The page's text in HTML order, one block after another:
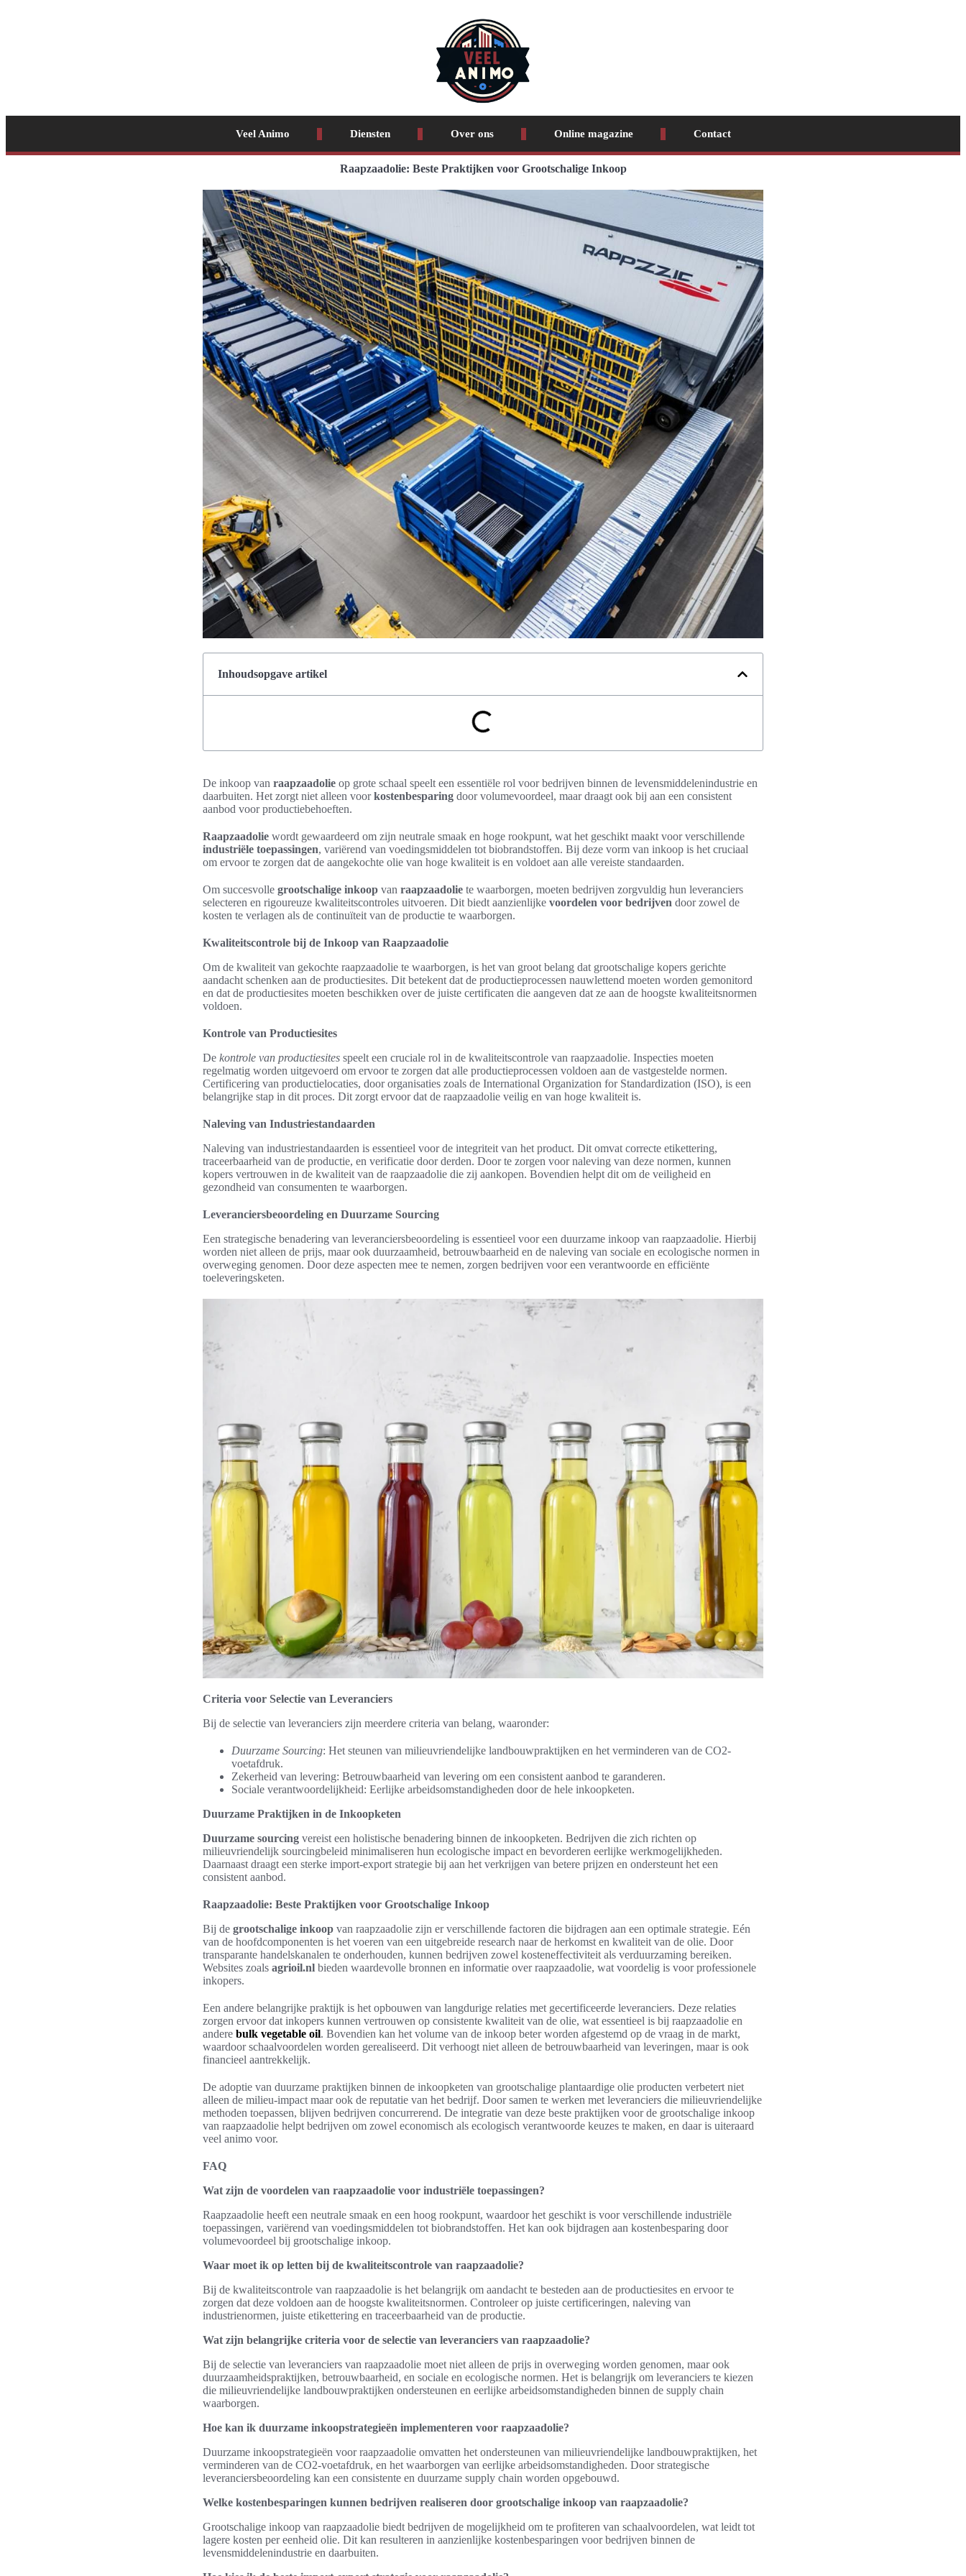
Veel Animo Diensten Over ons Online magazine Contact
Raapzaadolie: Beste Praktijken voor Grootschalige Inkoop
Inhoudsopgave artikel
De inkoop van raapzaadolie op grote schaal speelt een essentiële rol voor bedrijven binnen de levensmiddelenindustrie en
daarbuiten. Het zorgt niet alleen voorkostenbesparing door volumevoordeel, maar draagt ook bij aan een consistent
aanbod voor productiebehoeften.
Raapzaadolie wordt gewaardeerd om zijn neutrale smaak en hoge rookpunt, wat het geschikt maakt voor verschillende
industriële toepassingen, variërend van voedingsmiddelen tot biobrandstoffen. Bij deze vorm van inkoop is het cruciaal
om ervoor te zorgen dat de aangekochte olie van hoge kwaliteit is en voldoet aan alle vereiste standaarden.
Om succesvolle grootschalige inkoop van raapzaadolie te waarborgen, moeten bedrijven zorgvuldig hun leveranciers
selecteren en rigoureuze kwaliteitscontroles uitvoeren. Dit biedt aanzienlijke voordelen voor bedrijven door zowel de
kosten te verlagen als de continuïteit van de productie te waarborgen.
Kwaliteitscontrole bij de Inkoop van Raapzaadolie
Om de kwaliteit van gekochte raapzaadolie te waarborgen, is het van groot belang dat grootschalige kopers gerichte
aandacht schenken aan de productiesites. Dit betekent dat de productieprocessen nauwlettend moeten worden gemonitord
en dat de productiesites moeten beschikken over de juiste certificaten die aangeven dat ze aan de hoogste kwaliteitsnormen
voldoen.
Kontrole van Productiesites
De kontrole van productiesites speelt een cruciale rol in de kwaliteitscontrole van raapzaadolie. Inspecties moeten
regelmatig worden uitgevoerd om ervoor te zorgen dat alle productieprocessen voldoen aan de vastgestelde normen.
Certificering van productielocaties, door organisaties zoals de International Organization for Standardization (ISO), is een
belangrijke stap in dit proces. Dit zorgt ervoor dat de raapzaadolie veilig en van hoge kwaliteit is.
Naleving van Industriestandaarden
Naleving van industriestandaarden is essentieel voor de integriteit van het product. Dit omvat correcte etikettering,
traceerbaarheid van de productie, en verificatie door derden. Door te zorgen voor naleving van deze normen, kunnen
kopers vertrouwen in de kwaliteit van de raapzaadolie die zij aankopen. Bovendien helpt dit om de veiligheid en
gezondheid van consumenten te waarborgen.
Leveranciersbeoordeling en Duurzame Sourcing
Een strategische benadering van leveranciersbeoordeling is essentieel voor een duurzame inkoop van raapzaadolie. Hierbij
worden niet alleen de prijs, maar ook duurzaamheid, betrouwbaarheid en de naleving van sociale en ecologische normen in
overweging genomen. Door deze aspecten mee te nemen, zorgen bedrijven voor een verantwoorde en efficiënte
toeleveringsketen.
Criteria voor Selectie van Leveranciers
Bij de selectie van leveranciers zijn meerdere criteria van belang, waaronder:
Duurzame Sourcing: Het steunen van milieuvriendelijke landbouwpraktijken en het verminderen van de CO2-
voetafdruk.
Zekerheid van levering: Betrouwbaarheid van levering om een consistent aanbod te garanderen.
Sociale verantwoordelijkheid: Eerlijke arbeidsomstandigheden door de hele inkoopketen.
Duurzame Praktijken in de Inkoopketen
Duurzame sourcing vereist een holistische benadering binnen de inkoopketen. Bedrijven die zich richten op
milieuvriendelijk sourcingbeleid minimaliseren hun ecologische impact en bevorderen eerlijke werkmogelijkheden.
Daarnaast draagt een sterke import-export strategie bij aan het verkrijgen van betere prijzen en ondersteunt het een
consistent aanbod.
Raapzaadolie: Beste Praktijken voor Grootschalige Inkoop
Bij de grootschalige inkoop van raapzaadolie zijn er verschillende factoren die bijdragen aan een optimale strategie. Eén
van de hoofdcomponenten is het voeren van een uitgebreide research naar de herkomst en kwaliteit van de olie. Door
transparante handelskanalen te onderhouden, kunnen bedrijven zowel kosteneffectiviteit als verduurzaming bereiken.
Websites zoals agrioil.nl bieden waardevolle bronnen en informatie over raapzaadolie, wat voordelig is voor professionele
inkopers.
Een andere belangrijke praktijk is het opbouwen van langdurige relaties met gecertificeerde leveranciers. Deze relaties
zorgen ervoor dat inkopers kunnen vertrouwen op consistente kwaliteit van de olie, wat essentieel is bij raapzaadolie en
andere bulk vegetable oil. Bovendien kan het volume van de inkoop beter worden afgestemd op de vraag in de markt,
waardoor schaalvoordelen worden gerealiseerd. Dit verhoogt niet alleen de betrouwbaarheid van leveringen, maar is ook
financieel aantrekkelijk.
De adoptie van duurzame praktijken binnen de inkoopketen van grootschalige plantaardige olie producten verbetert niet
alleen de milieu-impact maar ook de reputatie van het bedrijf. Door samen te werken met leveranciers die milieuvriendelijke
methoden toepassen, blijven bedrijven concurrerend. De integratie van deze beste praktijken voor de grootschalige inkoop
van raapzaadolie helpt bedrijven om zowel economisch als ecologisch verantwoorde keuzes te maken, en daar is uiteraard
veel animo voor.
FAQ
Wat zijn de voordelen van raapzaadolie voor industriële toepassingen?
Raapzaadolie heeft een neutrale smaak en een hoog rookpunt, waardoor het geschikt is voor verschillende industriële
toepassingen, variërend van voedingsmiddelen tot biobrandstoffen. Het kan ook bijdragen aan kostenbesparing door
volumevoordeel bij grootschalige inkoop.
Waar moet ik op letten bij de kwaliteitscontrole van raapzaadolie?
Bij de kwaliteitscontrole van raapzaadolie is het belangrijk om aandacht te besteden aan de productiesites en ervoor te
zorgen dat deze voldoen aan de hoogste kwaliteitsnormen. Controleer op juiste certificeringen, naleving van
industrienormen, juiste etikettering en traceerbaarheid van de productie.
Wat zijn belangrijke criteria voor de selectie van leveranciers van raapzaadolie?
Bij de selectie van leveranciers van raapzaadolie moet niet alleen de prijs in overweging worden genomen, maar ook
duurzaamheidspraktijken, betrouwbaarheid, en sociale en ecologische normen. Het is belangrijk om leveranciers te kiezen
die milieuvriendelijke landbouwpraktijken ondersteunen en eerlijke arbeidsomstandigheden binnen de supply chain
waarborgen.
Hoe kan ik duurzame inkoopstrategieën implementeren voor raapzaadolie?
Duurzame inkoopstrategieën voor raapzaadolie omvatten het ondersteunen van milieuvriendelijke landbouwpraktijken, het
verminderen van de CO2-voetafdruk, en het waarborgen van eerlijke arbeidsomstandigheden. Door strategische
leveranciersbeoordeling kan een consistente en duurzame supply chain worden opgebouwd.
Welke kostenbesparingen kunnen bedrijven realiseren door grootschalige inkoop van raapzaadolie?
Grootschalige inkoop van raapzaadolie biedt bedrijven de mogelijkheid om te profiteren van schaalvoordelen, wat leidt tot
lagere kosten per eenheid olie. Dit kan resulteren in aanzienlijke kostenbesparingen voor bedrijven binnen de
levensmiddelenindustrie en daarbuiten.